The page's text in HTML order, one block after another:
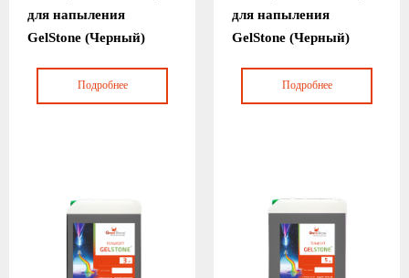
для напыления
GelStone (Черный)
Подробнее
для напыления
GelStone (Черный)
Подробнее